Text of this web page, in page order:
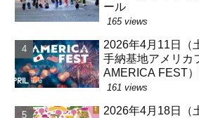
ール
165 views
2026年4月11日（
手納基地アメリカ
AMERICA FEST
161 views
2026年4月18日（